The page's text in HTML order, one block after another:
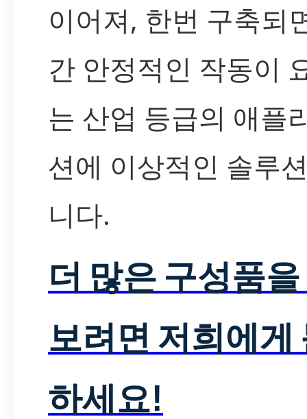
이어져, 한번 구축되
간 안정적인 작동이
는 산업 등급의 애플
션에 이상적인 솔루
니다.
더 많은 구성품
보려면 저희에게
하세요!